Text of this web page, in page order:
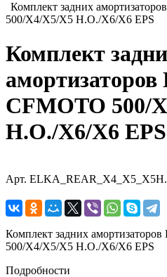
Комплект задних
500/X4/X5/X5 H.O./X6/X6 EPS
Комплект
CFMOTO 500/
H.O./X6/X6 EPS
Арт.
Комплект задних
500/X4/X5/X5 H.O./X6/X6 EPS
Подробности